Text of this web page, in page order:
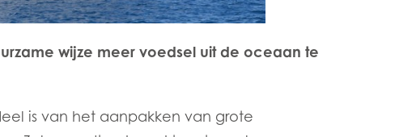
wijze meer voedsel uit de oceaan te
is van het aanpakken van grote